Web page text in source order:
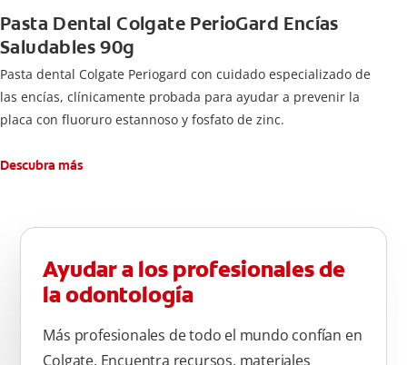
Pasta Dental Colgate PerioGard Encías
Saludables 90g
Pasta dental Colgate Periogard con cuidado especializado de
las encías, clínicamente probada para ayudar a prevenir la
placa con fluoruro estannoso y fosfato de zinc.
Descubra más
Ayudar a los profesionales de
la odontología
Más profesionales de todo el mundo confían en
Colgate. Encuentra recursos, materiales